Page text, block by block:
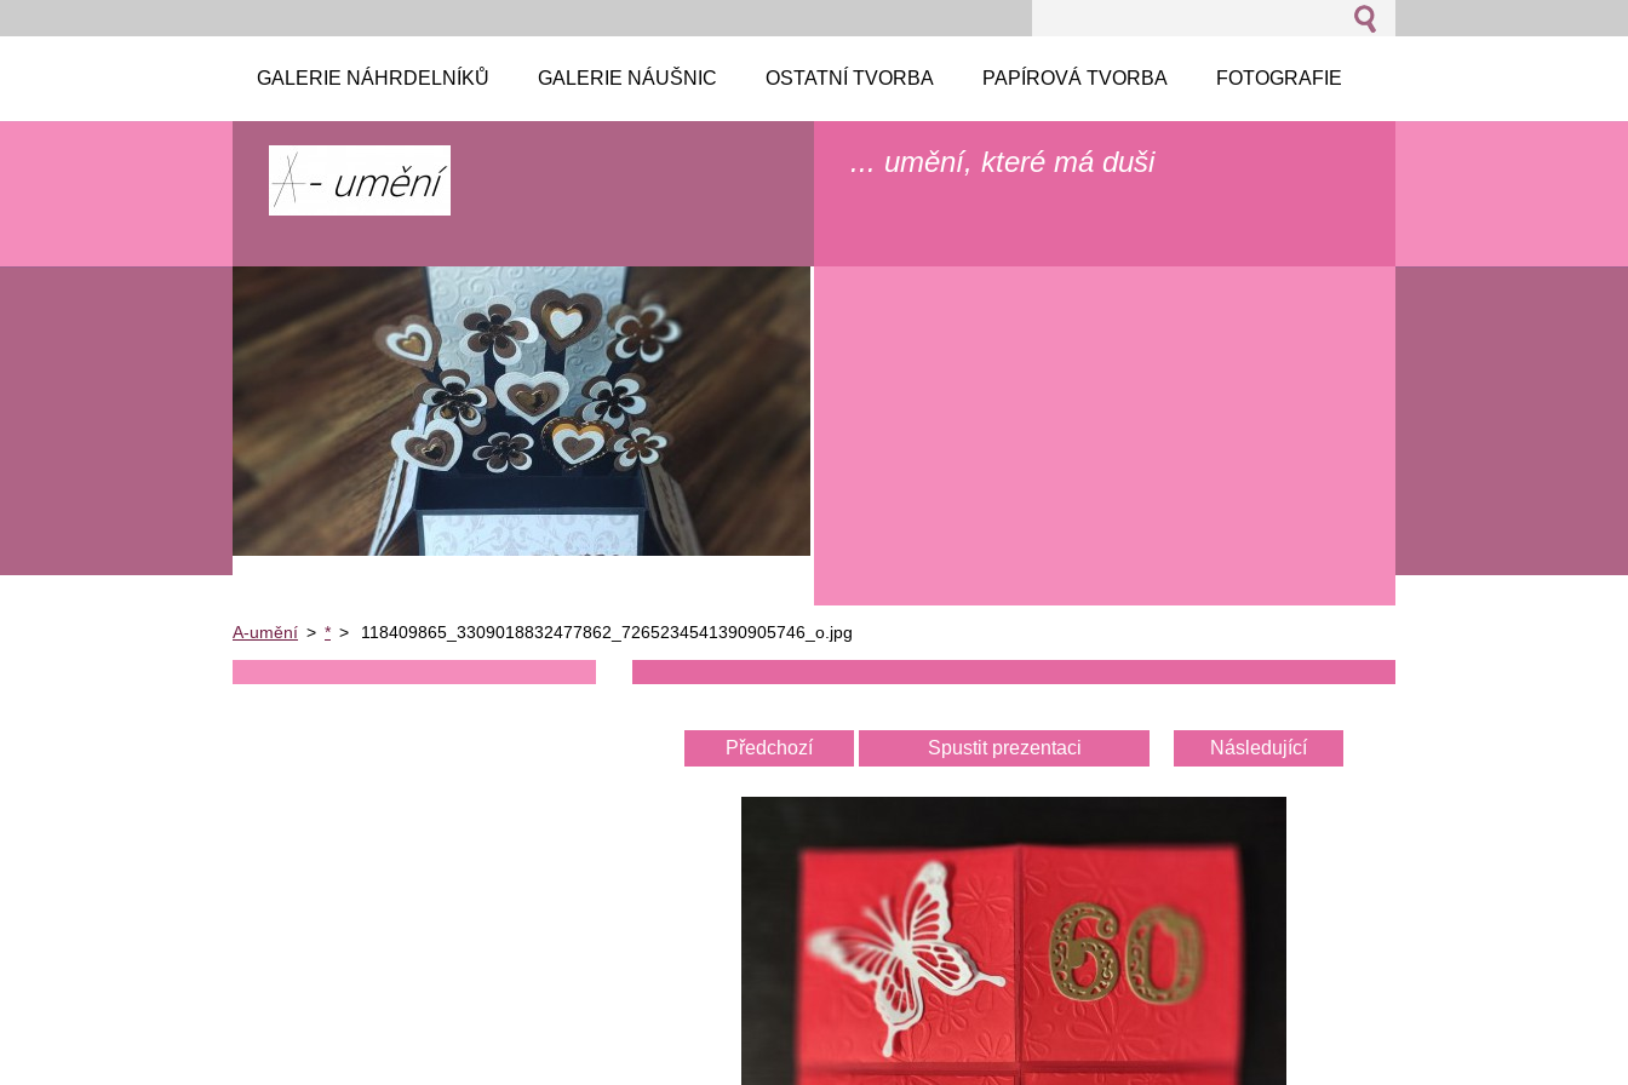
GALERIE NÁHRDELNÍKŮ GALERIE NÁUŠNIC OSTATNÍ TVORBA PAPÍROVÁ TVORBA FOTOGRAFIE
... umění, které má duši
A-umění > * > 118409865_3309018832477862_7265234541390905746_o.jpg
Předchozí Spustit prezentaci Následující